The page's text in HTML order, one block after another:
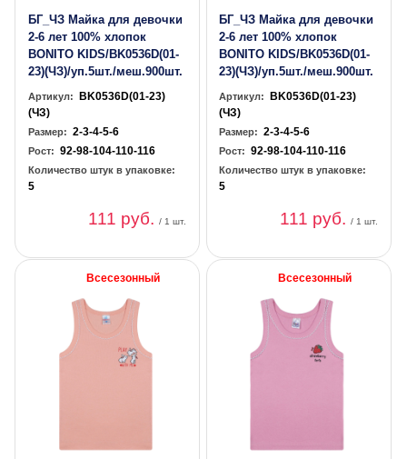
БГ_ЧЗ Майка для девочки
2-6 лет 100% хлопок
BONITO KIDS/BK0536D(01-
23)(ЧЗ)/уп.5шт./меш.900шт.
Артикул: BK0536D(01-23)
(ЧЗ)
Размер: 2-3-4-5-6
Рост: 92-98-104-110-116
Количество штук в упаковке:
5
111 руб./ 1 шт.
БГ_ЧЗ Майка для девочки
2-6 лет 100% хлопок
BONITO KIDS/BK0536D(01-
23)(ЧЗ)/уп.5шт./меш.900шт.
Артикул:
BK0536D(01-23)
(ЧЗ)
Размер: 2-3-4-5-6
Рост: 92-98-104-110-116
Количество штук в упаковке:
5
111 руб./ 1 шт.
Всесезонный Всесезонный